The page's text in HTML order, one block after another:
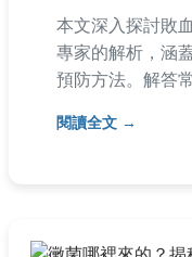
本文深入探討敗
專家的解析，涵
預防方法。解答
業醫學知識，適
閱讀全文